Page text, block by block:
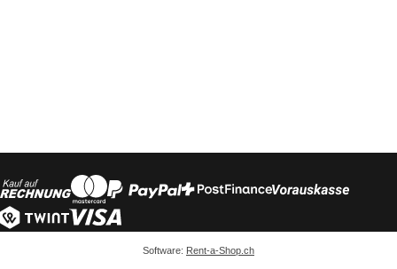
Software: Rent-a-Shop.ch